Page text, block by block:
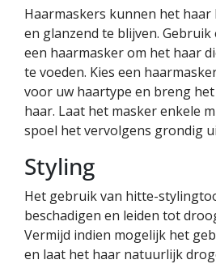
Haarmaskers kunnen het haar
en glanzend te blijven.
een haarmasker om het haar
te voeden. Kies een
voor uw haartype en breng
haar. Laat het masker enkele
spoel het vervolgens grondig
Styling
Het gebruik van hitte-
beschadigen en leiden tot
Vermijd indien mogelijk het
en laat het haar natuurlijk